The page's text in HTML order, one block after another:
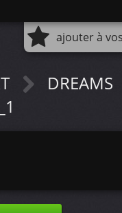
ajouter à
DREAMS